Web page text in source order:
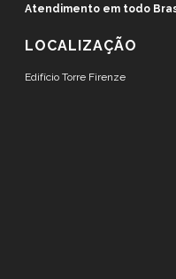
Atendimento em todo
LOCALIZAÇÃO
Edifício Torre Firenze